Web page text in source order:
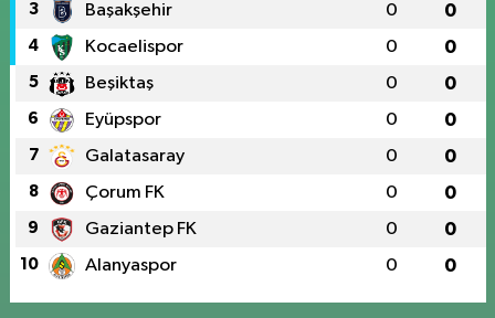
3 Başakşehir 0 0
4 Kocaelispor 0 0
5 Beşiktaş 0 0
6 Eyüpspor 0 0
7 Galatasaray 0 0
8 Çorum FK 0 0
9 Gaziantep FK 0 0
10 Alanyaspor 0 0